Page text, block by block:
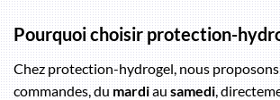
Pourquoi choisir protection-
Chez protection-hydrogel, nous
commandes, dumardiausamedi,